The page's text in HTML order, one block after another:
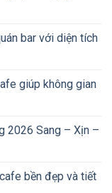
bar với diện tích
giúp không gian
2026 Sang – Xịn –
bền đẹp và tiết